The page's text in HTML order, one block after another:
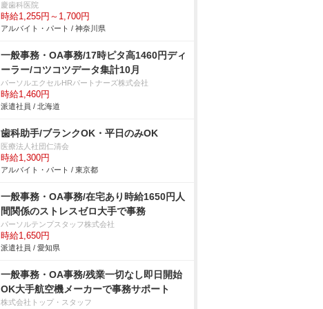
慶歯科医院
時給1,255円～1,700円
アルバイト・パート / 神奈川県
一般事務・OA事務/17時ピタ高1460円ディ
ーラー/コツコツデータ集計10月
パーソルエクセルHRパートナーズ株式会社
時給1,460円
派遣社員 / 北海道
歯科助手/ブランクOK・平日のみOK
医療法人社団仁清会
時給1,300円
アルバイト・パート / 東京都
一般事務・OA事務/在宅あり時給1650円人
間関係のストレスゼロ大手で事務
パーソルテンプスタッフ株式会社
時給1,650円
派遣社員 / 愛知県
一般事務・OA事務/残業一切なし即日開始
OK大手航空機メーカーで事務サポート
株式会社トップ・スタッフ